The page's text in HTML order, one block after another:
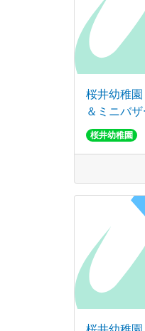
桜井幼稚
＆ミニバ
桜井幼稚園